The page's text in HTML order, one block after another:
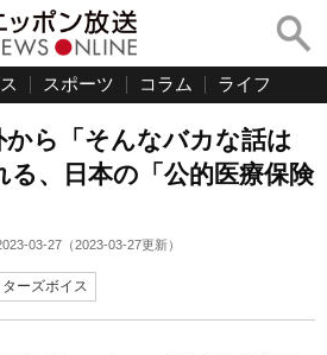
スポーツ コラム ライフ
ら「そんなバカな話は
る、日本の「公的医療保険
03-27 （2023-03-27更新）
ターズボイス